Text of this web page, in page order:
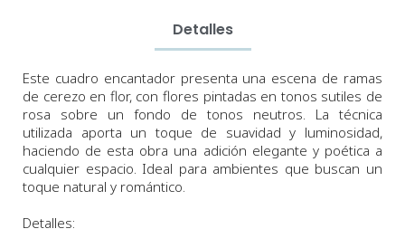
Detalles
Este cuadro encantador presenta una escena de ramas
de cerezo en flor, con flores pintadas en tonos sutiles de
rosa sobre un fondo de tonos neutros. La técnica
utilizada aporta un toque de suavidad y luminosidad,
haciendo de esta obra una adición elegante y poética a
cualquier espacio. Ideal para ambientes que buscan un
toque natural y romántico.
Detalles: